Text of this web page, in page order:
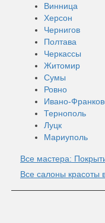
Винница
Херсон
Чернигов
Полтава
Черкассы
Житомир
Сумы
Ровно
Ивано-
Тернополь
Луцк
Мариуполь
Все мастера:
Все салоны красоты